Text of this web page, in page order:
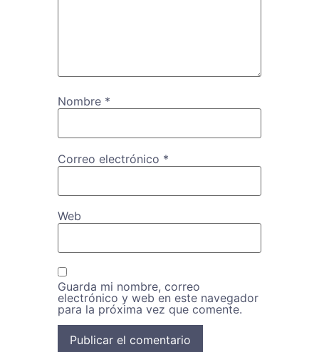
Nombre *
Correo electrónico *
Web
Guarda mi nombre, correo
electrónico y web en este navegador
para la próxima vez que comente.